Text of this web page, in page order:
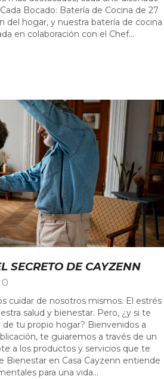
Bocado: Batería de Cocina de 27
del hogar, y nuestra batería de cocina
en colaboración con el Chef...
SECRETO DE CAYZENN
0
cuidar de nosotros mismos. El estrés
salud y bienestar. Pero, ¿y si te
tu propio hogar? Bienvenidos a
te guiaremos a través de un
a los productos y servicios que te
Bienestar en Casa Cayzenn entiende
para una vida...